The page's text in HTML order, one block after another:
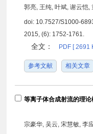
郭亮, 王纯, 叶斌, 谢云恺,
doi: 10.7527/S1000-
2015, (6): 1752-1761.
全文： PDF [ 2691
参考文献 相关文章
等离子体合成射流的理
宗豪华, 吴云, 宋慧敏, 李